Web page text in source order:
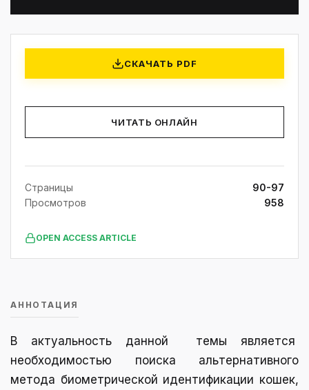
СКАЧАТЬ PDF
ЧИТАТЬ ОНЛАЙН
Страницы
90-97
Просмотров
958
OPEN ACCESS ARTICLE
АННОТАЦИЯ
В актуальность данной темы является
необходимостью поиска альтернативного
метода биометрической идентификации кошек,